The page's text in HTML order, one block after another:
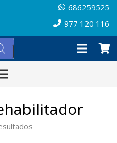
686259525
977 120 116